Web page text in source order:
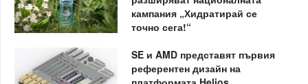
кампания „Хидратирай се
точно сега!“
SE и AMD представят първия
референтен дизайн на